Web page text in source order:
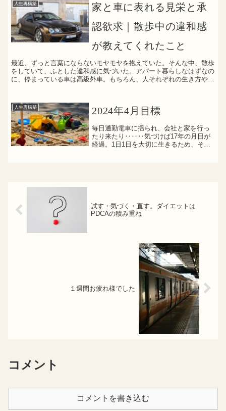
人生再構築
家と車に表れる見栄と承
認欲求｜散歩中の違和感
が教えてくれたこと
最近、ずっと言葉にならないモヤモヤを抱えていた。そんな中、散歩
をしていて、ふとした違和感に気づいた。アパート暮らしなはずなの
に、停まっている車は高級外車。もちろん、人それぞれの生き方や価
人生再構築 2024年4月目標
毎日通勤電車に揺られ、会社と家を行っ
たり来たり‥‥‥気づけば17年の月日が
経過。1日1日を大切に生きるため、そし
試す・気づく・直す。ダイエットは
PDCAの積み重ね
１週間お疲れ様でした
コメント
コメントを書き込む